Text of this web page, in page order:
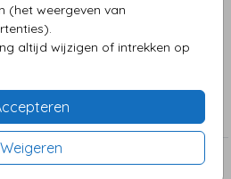
(het weergeven van
altijd wijzigen of intrekken op
Weigeren
met aanhanger zusje.